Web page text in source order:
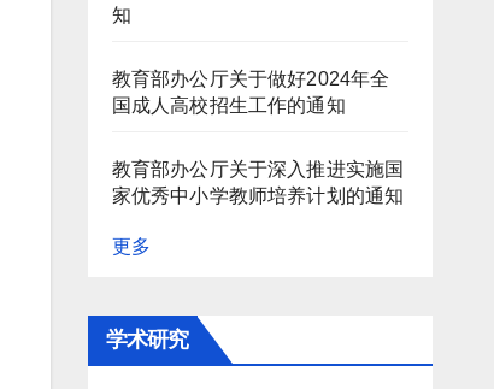
知
教育部办公厅关于做好2024年全
国成人高校招生工作的通知
教育部办公厅关于深入推进实施国
家优秀中小学教师培养计划的通知
更多
学术研究